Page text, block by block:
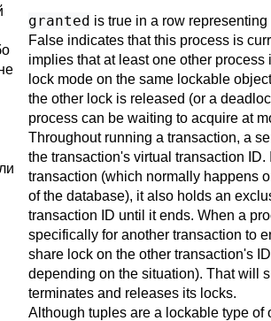
granted is true in a row
False indicates that this process is
implies that at least one other
lock mode on the same lockable
the other lock is released (or a
process can be waiting to acquire at
Throughout running a transaction, a
the transaction's virtual transaction
transaction (which normally happens
of the database), it also holds an
transaction ID until it ends. When a
specifically for another transaction to
share lock on the other transaction's
depending on the situation). That will
terminates and releases its locks.
Although tuples are a lockable type